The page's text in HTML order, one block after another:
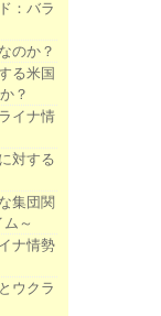
：バラ
のか？
る米国
？
イナ情
対する
集団関
～
ナ情勢
ウクラ